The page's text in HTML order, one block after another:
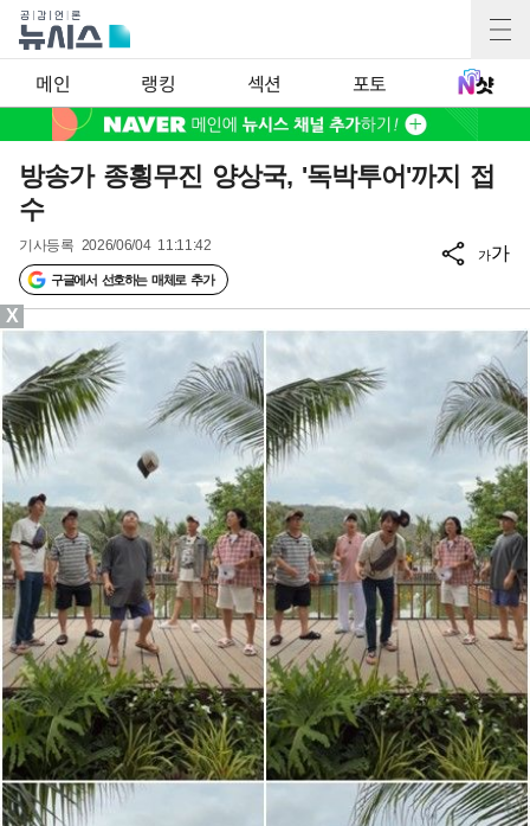
메인 랭킹 섹션 포토
방송가 종횡무진 양상국, '독박투어'까지 접
수
기사등록 2026/06/04 11:11:42
구글에서 선호하는 매체로 추가
가가
X